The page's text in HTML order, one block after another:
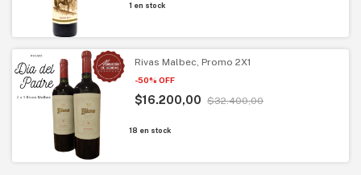
1 en stock
Rivas Malbec, Promo 2X1
-50% OFF
$16.200,00 $32.400,00
18 en stock